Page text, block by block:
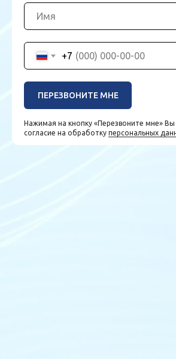
+7
ПЕРЕЗВОНИТЕ МНЕ
Нажимая на кнопку «Перезвоните мне» Вы
согласие на обработку персональных